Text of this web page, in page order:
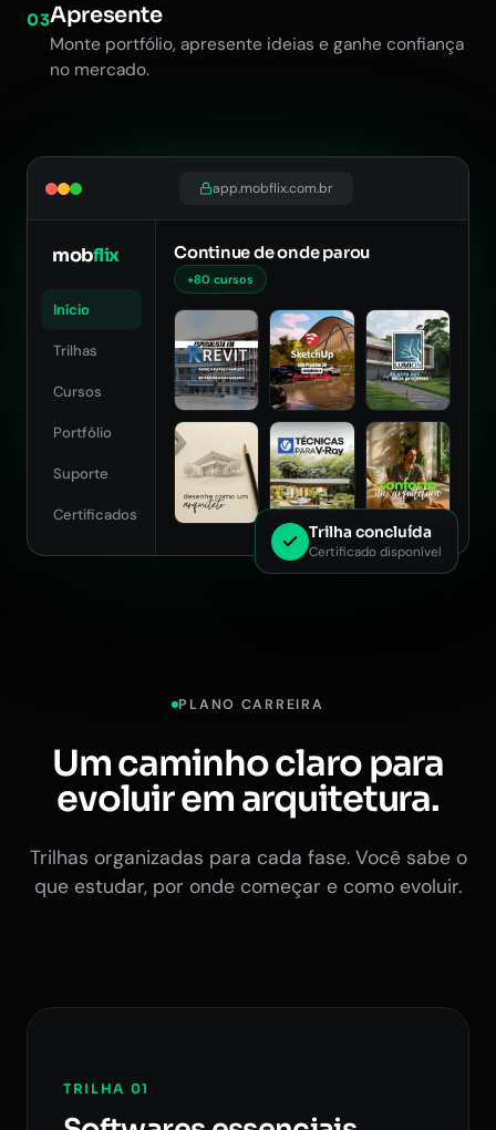
03Apresente
Monte portfólio, apresente ideias e ganhe confiança
no mercado.
app.mobflix.com.br
mobflix
Início
Trilhas
Cursos
Portfólio
Suporte
Certificados
Continue de onde parou
+80 cursos
Trilha concluída
Certificado disponível
PLANO CARREIRA
Um caminho claro para
evoluir em arquitetura.
Trilhas organizadas para cada fase. Você sabe o
que estudar, por onde começar e como evoluir.
TRILHA 01